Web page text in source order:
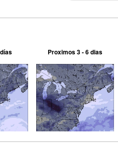
Proximos 3 - 6 dias